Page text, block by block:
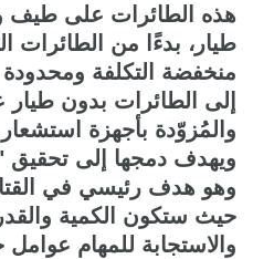
هذه الطائرات على طيف
طيار، بدءًا من الطائرات
منخفضة التكلفة
إلى الطائرات بدون طيار
والمُزوّدة بأجهزة
ويهدف دمجها إلى تحقيق
وهو هدف رئيسي في
حيث ستكون الكمية
والاستجابة للمهام